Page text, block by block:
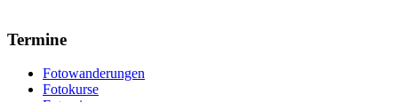
Termine
Fotowanderungen
Fotokurse